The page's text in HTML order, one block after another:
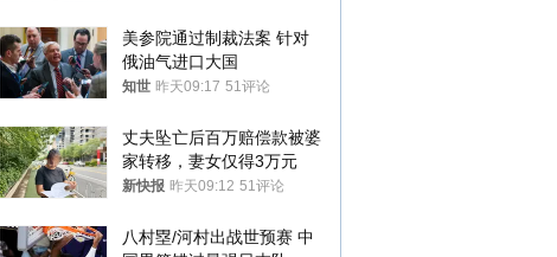
美参院通过制裁法案 针对
俄油气进口大国
知世 昨天09:17 51评论
丈夫坠亡后百万赔偿款被婆
家转移，妻女仅得3万元
新快报 昨天09:12 51评论
八村塁/河村出战世预赛 中